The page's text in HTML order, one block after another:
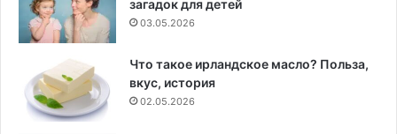
загадок для детей
03.05.2026
Что такое ирландское масло? Польза,
вкус, история
02.05.2026